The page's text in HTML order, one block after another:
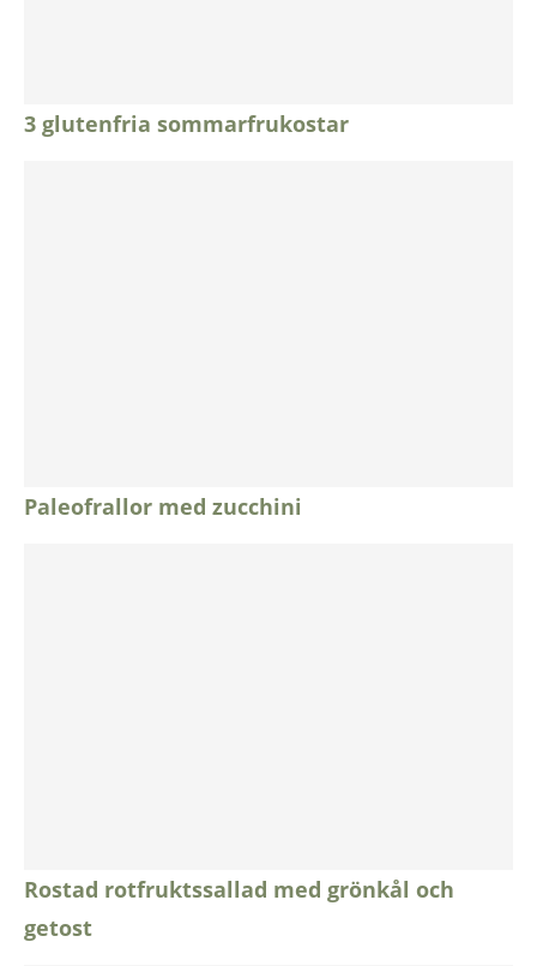
3 glutenfria sommarfrukostar
Paleofrallor med zucchini
Rostad rotfruktssallad med grönkål och
getost